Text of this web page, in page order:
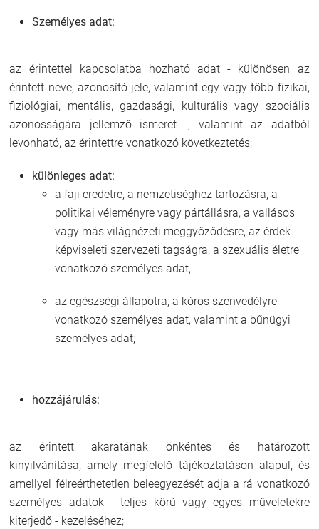
Személyes adat:
az érintettel kapcsolatba hozható adat - különösen az
érintett neve, azonosító jele, valamint egy vagy több fizikai,
fiziológiai, mentális, gazdasági, kulturális vagy szociális
azonosságára jellemző ismeret -, valamint az adatból
levonható, az érintettre vonatkozó következtetés;
különleges adat:
a faji eredetre, a nemzetiséghez tartozásra, a
politikai véleményre vagy pártállásra, a vallásos
vagy más világnézeti meggyőződésre, az érdek-
képviseleti szervezeti tagságra, a szexuális életre
vonatkozó személyes adat,
az egészségi állapotra, a kóros szenvedélyre
vonatkozó személyes adat, valamint a bűnügyi
személyes adat;
hozzájárulás:
az érintett akaratának önkéntes és határozott
kinyilvánítása, amely megfelelő tájékoztatáson alapul, és
amellyel félreérthetetlen beleegyezését adja a rá vonatkozó
személyes adatok - teljes körű vagy egyes műveletekre
kiterjedő - kezeléséhez;